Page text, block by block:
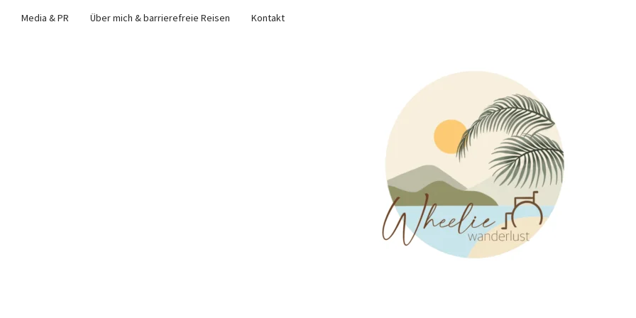
Media & PR Über mich & barrierefreie Reisen
Kontakt